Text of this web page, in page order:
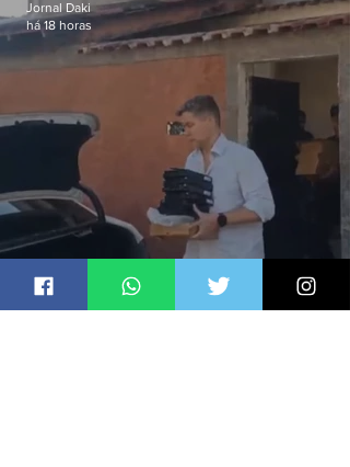
Funcionário é preso com
Jornal Daki
há 18 horas